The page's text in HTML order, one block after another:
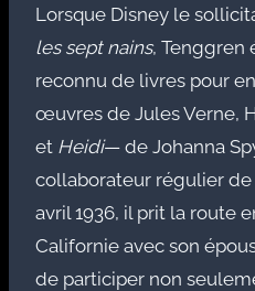
Lorsque Disney le
les sept nains, Tenggren
reconnu de livres pour
œuvres de Jules Verne,
et Heidi— de Johanna
collaborateur régulier de
avril 1936, il prit la route
Californie avec son
de participer non